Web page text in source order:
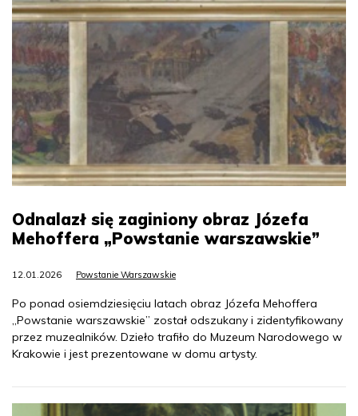
Odnalazł się zaginiony obraz Józefa
Mehoffera „Powstanie warszawskie”
12.01.2026 Powstanie Warszawskie
Po ponad osiemdziesięciu latach obraz Józefa Mehoffera
„Powstanie warszawskie” został odszukany i zidentyfikowany
przez muzealników. Dzieło trafiło do Muzeum Narodowego w
Krakowie i jest prezentowane w domu artysty.